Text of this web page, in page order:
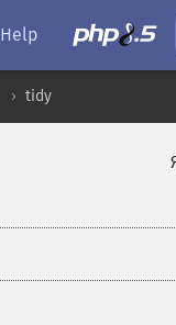
Help
tidy